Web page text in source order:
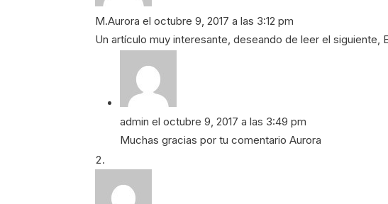
M.Aurora el octubre 9, 2017 a las 3:12 pm
Un artículo muy interesante, deseando de leer el siguiente,
admin el octubre 9, 2017 a las 3:49 pm
Muchas gracias por tu comentario Aurora